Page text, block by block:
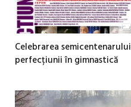
Celebrarea semicentenarului
perfecțiunii în gimnastică